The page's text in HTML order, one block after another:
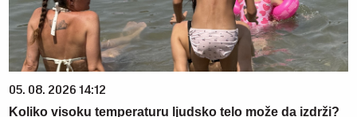
05. 08. 2026 14:12
Koliko visoku temperaturu ljudsko telo može da izdrži?